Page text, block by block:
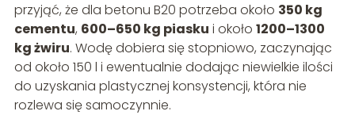
przyjąć, że dla betonu B20 potrzeba około 350 kg
cementu, 600–650 kg piasku i około 1200–1300
kg żwiru. Wodę dobiera się stopniowo, zaczynając
od około 150 l i ewentualnie dodając niewielkie ilości
do uzyskania plastycznej konsystencji, która nie
rozlewa się samoczynnie.